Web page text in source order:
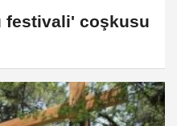
festivali' coşkusu